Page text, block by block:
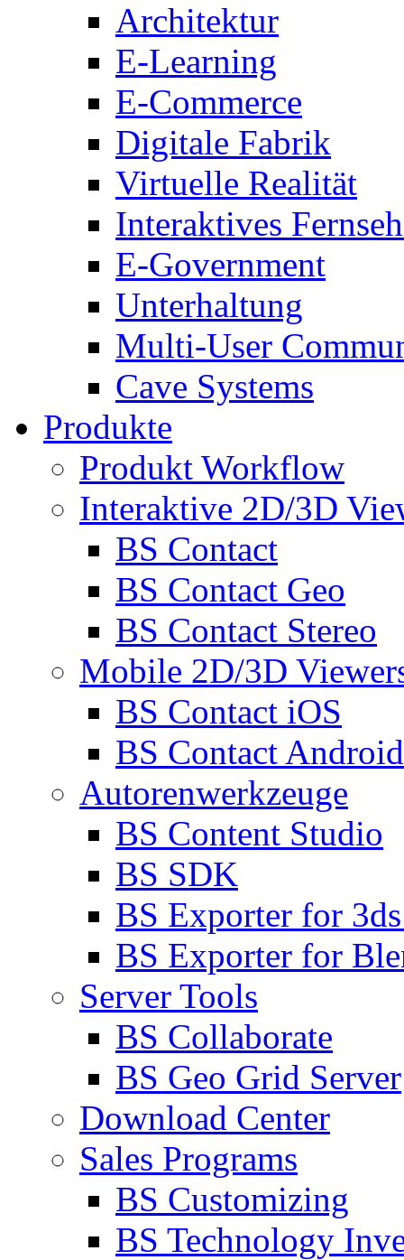
Architektur
E-Learning
E-Commerce
Digitale Fabrik
Virtuelle Realität
Interaktives
E-Government
Unterhaltung
Multi-User
Cave Systems
Produkte
Produkt Workflow
Interaktive 2D/3D
BS Contact
BS Contact Geo
BS Contact Stereo
Mobile 2D/3D
BS Contact iOS
BS Contact Android
Autorenwerkzeuge
BS Content Studio
BS SDK
BS Exporter for
BS Exporter for
Server Tools
BS Collaborate
BS Geo Grid Server
Download Center
Sales Programs
BS Customizing
BS Technology